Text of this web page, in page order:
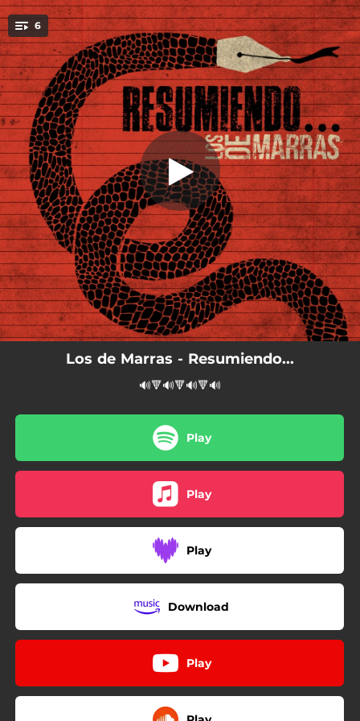
You're all set!
6 La Oca
La Oca
03:21
Mi Piel
04:24
La del Humor
03:29
Oscuridad
02:36
Me Ajuego
04:22
Tregua (Parte I)
02:25
Los de Marras - Resumiendo...
🔊🔻🔊🔻🔊🔻🔊
Play
Play
Play
Download
Play
.